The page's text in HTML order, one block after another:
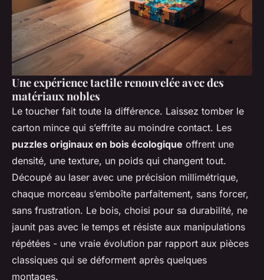
Une expérience tactile renouvelée avec des
matériaux nobles
Le toucher fait toute la différence. Laissez tomber le
carton mince qui s’effrite au moindre contact. Les
puzzles originaux en bois écologique offrent une
densité, une texture, un poids qui changent tout.
Découpé au laser avec une précision millimétrique,
chaque morceau s’emboîte parfaitement, sans forcer,
sans frustration. Le bois, choisi pour sa durabilité, ne
jaunit pas avec le temps et résiste aux manipulations
répétées - une vraie évolution par rapport aux pièces
classiques qui se déforment après quelques
montages.